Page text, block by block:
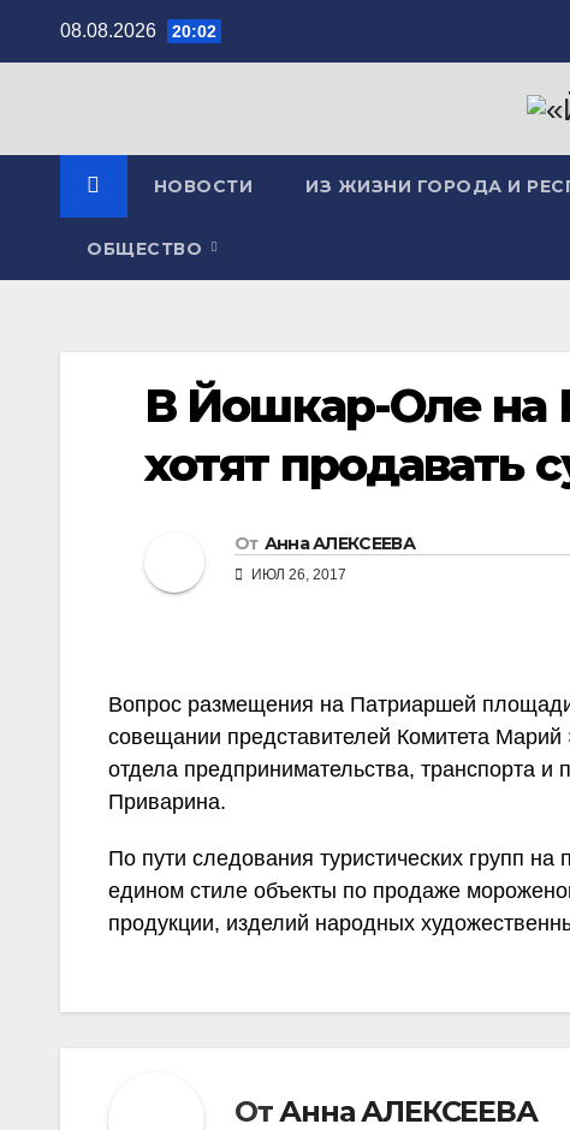
08.08.2026 20:02
НОВОСТИ ИЗ ЖИЗНИ ГОРОДА И
ОБЩЕСТВО
В Йошкар-Оле
хотят продавать
От Анна АЛЕКСЕЕВА
ИЮЛ 26, 2017
Вопрос размещения на Патриаршей
совещании представителей Комитета
отдела предпринимательства, транспорта
Приварина.
По пути следования туристических групп
едином стиле объекты по продаже
продукции, изделий народных
ОтАнна АЛЕКСЕЕВА